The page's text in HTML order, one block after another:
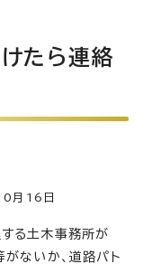
たら連絡
月16日
る土木事務所が
ないか、道路パト